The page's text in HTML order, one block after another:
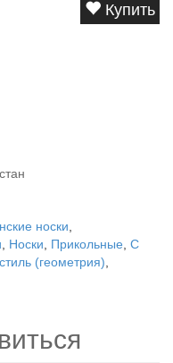
Купить
носки
Носки Прикольные С
(геометрия)